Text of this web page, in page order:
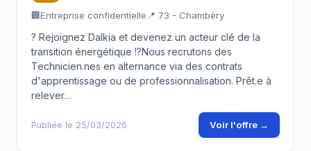
🏢Entreprise confidentielle 📍 73 - Chambéry
? Rejoignez Dalkia et devenez un acteur clé de la
transition énergétique !?Nous recrutons des
Technicien.nes en alternance via des contrats
d'apprentissage ou de professionnalisation. Prêt.e à
relever…
Publiée le 25/03/2026 Voir l'offre →